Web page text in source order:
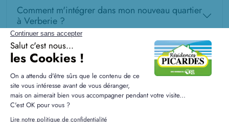
Comment m'intégrer dans mon nouveau quartier
à Verberie ?
Quels aménagements dois-je prévoir après la
construction de ma maison ?